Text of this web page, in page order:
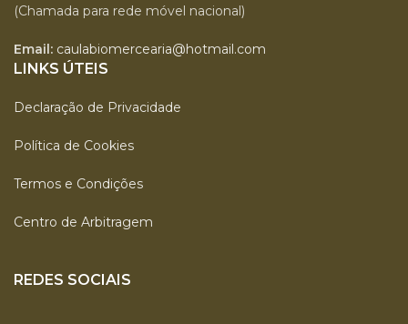
(Chamada para rede móvel nacional)
Email: caulabiomercearia@hotmail.com
LINKS ÚTEIS
Declaração de Privacidade
Política de Cookies
Termos e Condições
Centro de Arbitragem
REDES SOCIAIS